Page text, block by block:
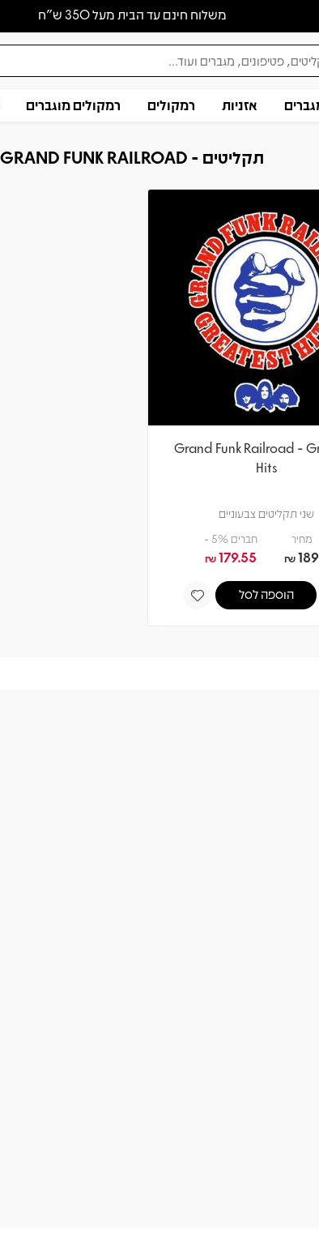
משלוח חינם עד הבית מעל 350 ש״ח
אזניות רמקולים רמקולים מוגברים
תקליטים - GRAND FUNK RAILROAD
Grand Funk Railroad -
Hits
שני תקליטים צבעוניים
מחיר
189
₪
חברים 5% -
179.55
₪
הוספה לסל